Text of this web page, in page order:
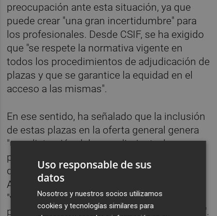
preocupación ante esta situación, ya que
puede crear "una gran incertidumbre" para
los profesionales. Desde CSIF, se ha exigido
que "se respete la normativa vigente en
todos los procedimientos de adjudicación de
plazas y que se garantice la equidad en el
acceso a las mismas".
En ese sentido, ha señalado que la inclusión
de estas plazas en la oferta general genera
"una distorsión del procedimiento, lo que
puede dar lugar a situaciones de
desigualdad en el acceso a los destinos".
Además, ha advertido de que este proceder
"va en contra de los principios de los
procesos selectivos en la normativa vigente".
Uso responsable de sus
datos
Nosotros y nuestros socios utilizamos
cookies y tecnologías similares para